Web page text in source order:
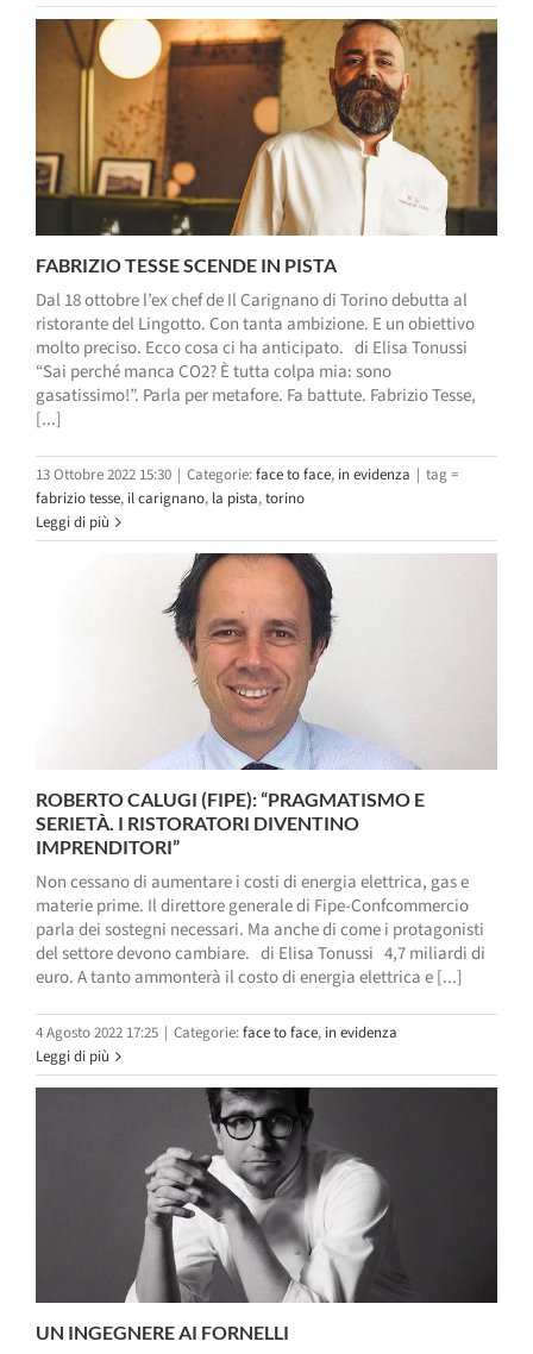
FABRIZIO TESSE SCENDE IN PISTA
Dal 18 ottobre l’ex chef de Il Carignano di Torino debutta al
ristorante del Lingotto. Con tanta ambizione. E un obiettivo
molto preciso. Ecco cosa ci ha anticipato. di Elisa Tonussi
“Sai perché manca CO2? È tutta colpa mia: sono
gasatissimo!”. Parla per metafore. Fa battute. Fabrizio Tesse,
[...]
13 Ottobre 2022 15:30 | Categorie:face to face, in evidenza | tag =
fabrizio tesse, il carignano, la pista,torino
Leggi di più
ROBERTO CALUGI (FIPE): “PRAGMATISMO E
SERIETÀ. I RISTORATORI DIVENTINO
IMPRENDITORI”
Non cessano di aumentare i costi di energia elettrica, gas e
materie prime. Il direttore generale di Fipe-Confcommercio
parla dei sostegni necessari. Ma anche di come i protagonisti
del settore devono cambiare. di Elisa Tonussi 4,7 miliardi di
euro. A tanto ammonterà il costo di energia elettrica e [...]
4 Agosto 2022 17:25 | Categorie:face to face, in evidenza
Leggi di più
UN INGEGNERE AI FORNELLI